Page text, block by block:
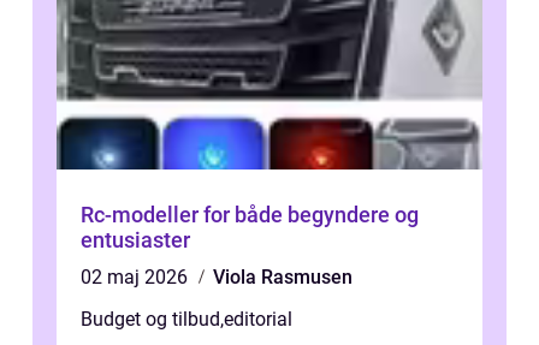
Rc-modeller for både begyndere og
entusiaster
02 maj 2026
Viola Rasmusen
Budget og tilbud,editorial